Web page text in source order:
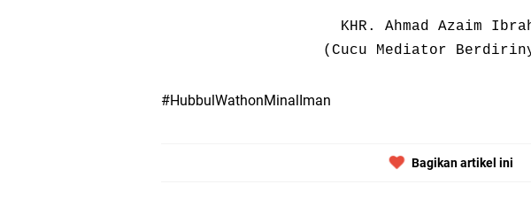
KHR. Ahmad Azaim
(Cucu Mediator
#HubbulWathonMinalIman
Bagikan artikel ini